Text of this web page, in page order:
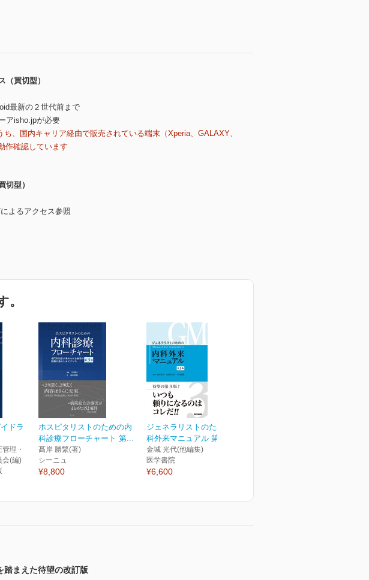
（買切型）
最新の２世代前まで
アisho.jpが必要
、国内キャリア経由で販売されている端末（Xperia、GALAXY、
作確認しています
切型）
よるアクセス参照
。
ドラ
理・
会(編)
ホスピタリストのための内
科診療フローチャート 第...
髙岸 勝繁(著)
シーニュ
¥8,800
ジェネラリストのための内
科外来マニュアル 第3版
金城 光代(他編集)
医学書院
¥6,600
まえた待望の改訂版